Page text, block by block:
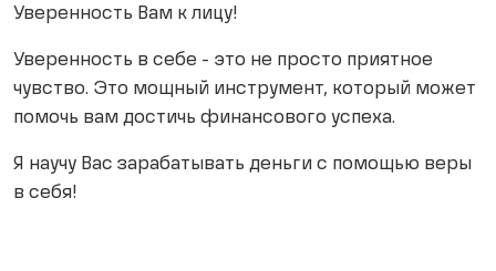
Уверенность Вам к лицу!
Уверенность в себе - это не просто приятное
чувство. Это мощный инструмент, который может
помочь вам достичь финансового успеха.
Я научу Вас зарабатывать деньги с помощью веры
в себя!